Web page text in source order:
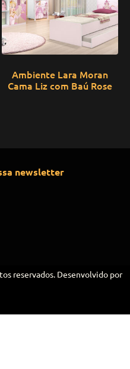
Ambiente Lara Moran
Cama Liz com Baú Rose
newsletter
reservados. Desenvolvido por